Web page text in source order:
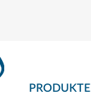
PRODUKTE